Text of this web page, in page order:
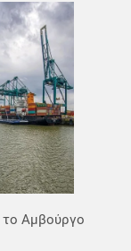
το Αμβούργο